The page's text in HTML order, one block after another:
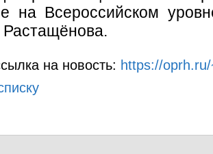
на Всероссийском
на новость: https://